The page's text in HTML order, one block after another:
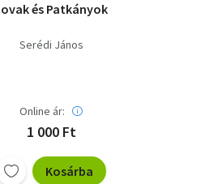
és Patkányok
Serédi János
Online ár:
1 000 Ft
Kosárba